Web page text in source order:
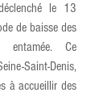
le 13
de baisse des
entamée. Ce
Saint-Denis,
à accueillir des